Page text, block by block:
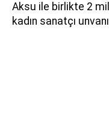
Aksu ile birlikte 2
kadın sanatçı